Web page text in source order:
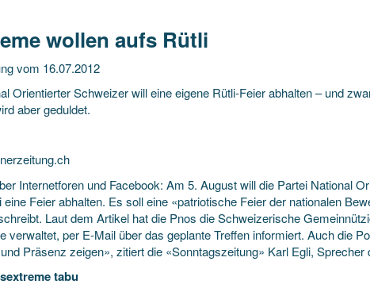
wollen aufs Rütli
vom 16.07.2012
Orientierter Schweizer will eine eigene Rütli-Feier abhalten – und
aber geduldet.
Internetforen und Facebook: Am 5. August will die Partei National
Feier abhalten. Es soll eine «patriotische Feier der nationalen
Laut dem Artikel hat die Pnos die Schweizerische
verwaltet, per E-Mail über das geplante Treffen informiert. Auch die
Präsenz zeigen», zitiert die «Sonntagszeitung» Karl Egli, Sprecher
tabu